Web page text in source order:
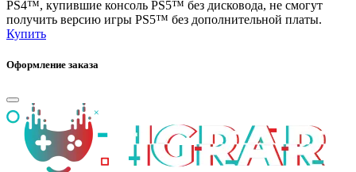
PS4™, купившие консоль PS5™ без дисковода, не смогут
получить версию игры PS5™ без дополнительной платы.
Купить
Оформление заказа